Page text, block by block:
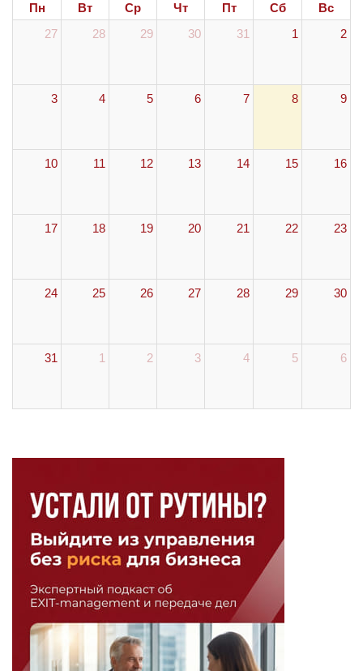
Пн Вт Ср Чт Пт Сб
Вс
27
28 29 30 31 1 2
3 4 5 6 7 8 9
10 11 12 13 14 15 16
17 18 19 20 21 22 23
24 25 26 27 28 29 30
31 1 2 3 4 5 6